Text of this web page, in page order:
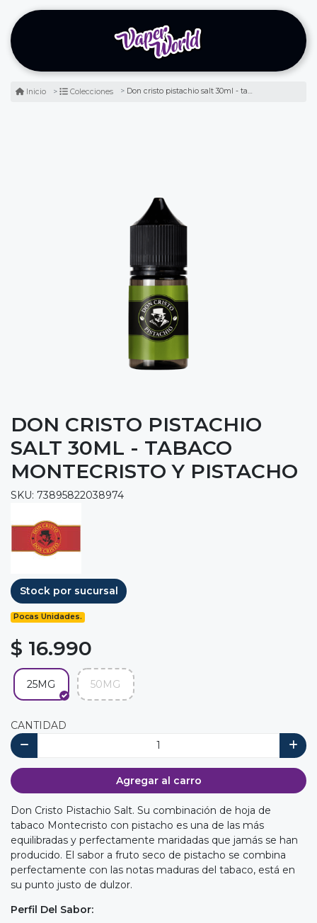
Inicio Colecciones Don cristo pistachio salt 30ml - tabaco montecristo y pistacho
DON CRISTO PISTACHIO
SALT 30ML - TABACO
MONTECRISTO Y PISTACHO
SKU: 73895822038974
Stock por sucursal
Pocas Unidades.
$ 16.990
25MG 50MG
CANTIDAD
Agregar al carro
Don Cristo Pistachio Salt. Su combinación de hoja de
tabaco Montecristo con pistacho es una de las más
equilibradas y perfectamente maridadas que jamás se han
producido. El sabor a fruto seco de pistacho se combina
perfectamente con las notas maduras del tabaco, está en
su punto justo de dulzor.
Perfil Del Sabor: